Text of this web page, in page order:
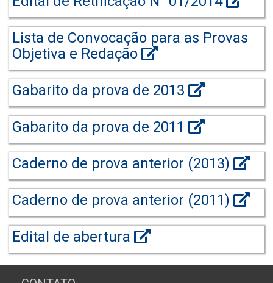
Lista de Convocação para as Provas
Objetiva e Redação
Gabarito da prova de 2013
Gabarito da prova de 2011
Caderno de prova anterior (2013)
Caderno de prova anterior (2011)
Edital de abertura